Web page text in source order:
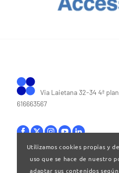
Via Laietana 32-34 4ª
616663567
Bases
Utilizamos cookies propias y
uso que se hace de nuestro
adaptar sus contenidos